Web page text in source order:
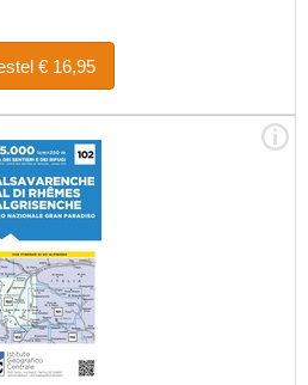
Bestel € 16,95